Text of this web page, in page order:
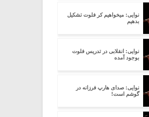
نوایی: میخواهیم کر فلوت تشکیل
بدهیم
نوایی: انقلابی در تدریس فلوت
بوجود آمده
نوایی: صدای هارپ فرزانه در
گوشم است!